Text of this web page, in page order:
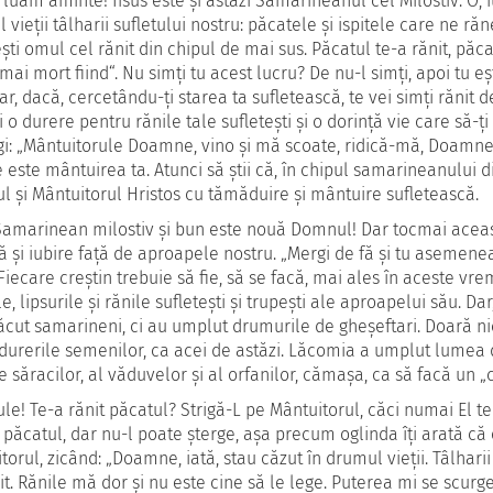
vieţii tâlharii sufletului nostru: păcatele şi ispitele care ne
omul cel rănit din chipul de mai sus. Păcatul te-a rănit,
mort fiind“. Nu simţi tu acest lucru? De nu-l simţi, apoi tu
dacă, cercetându-ţi starea ta sufletească, te vei simţi rănit
o durere pentru rănile tale sufleteşti şi o dorinţă vie care să-
„Mântuitorule Doamne, vino şi mă scoate, ridică-mă,
este mântuirea ta. Atunci să ştii că, în chipul samarineanului
şi Mântuitorul Hristos cu tămăduire şi mântuire sufletească.
milostiv şi bun este nouă Domnul! Dar tocmai
şi iubire faţă de aproapele nostru. „Mergi de fă şi tu
creştin trebuie să fie, să se facă, mai ales în aceste
lipsurile şi rănile sufleteşti şi trupeşti ale aproapelui său.
samarineni, ci au umplut drumurile de gheşeftari. Doară
semenilor, ca acei de astăzi. Lăcomia a umplut
săracilor, al văduvelor şi al orfanilor, cămaşa, ca să facă un
Te-a rănit păcatul? Strigă-L pe Mântuitorul, căci numai El
dar nu-l poate şterge, aşa precum oglinda îţi arată
zicând: „Doamne, iată, stau căzut în drumul vieţii.
Rănile mă dor şi nu este cine să le lege. Puterea mi se